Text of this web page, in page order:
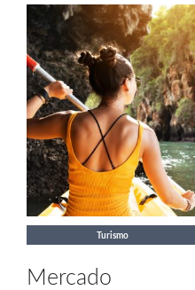
Turismo
Mercado